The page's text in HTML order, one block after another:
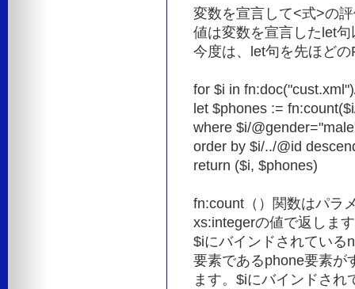
変数を宣言して<式>の
値は変数を宣言したlet
今度は、let句を先ほど
for $i in
let $phones :=
where $i/
order by $i/../@id
return ($i, $phones)
fn:count（）関数はパラ
xs:integerの値で返しま
$iにバインドされている
要素であるphone要素が
ます。$iにバインドさ